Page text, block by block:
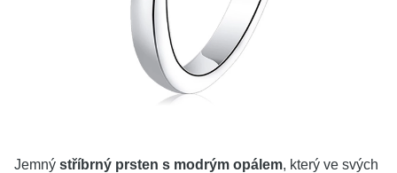
Jemný stříbrný prsten s modrým opálem, který ve svých